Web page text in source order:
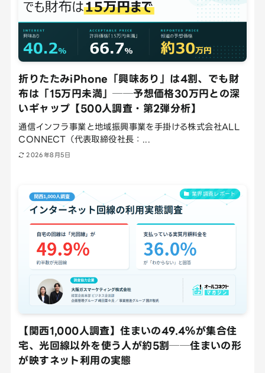
折りたたみiPhone「興味あり」は4割、でも財
布は「15万円未満」──予想価格30万円との深
いギャップ【500人調査・第2弾分析】
通信インフラ事業と地域振興事業を手掛ける株式会社ALL
CONNECT（代表取締役社長：...
2026年8月5日
業界調査レポート
【関西1,000人調査】住まいの49.4％が集合住
宅、光回線以外を使う人が約5割──住まいの形
が映すネット利用の実態